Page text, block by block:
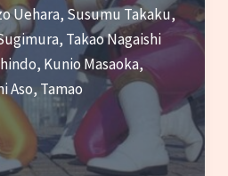
Uehara, Susumu Takaku,
Takao Nagaishi
Kunio Masaoka,
Aso, Tamao